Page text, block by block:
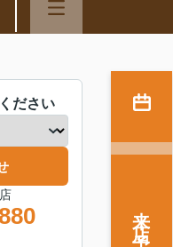
ださい
来店予約